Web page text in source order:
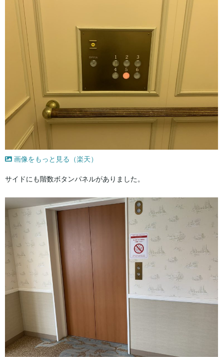
画像をもっと見る（楽天）
サイドにも階数ボタンパネルがありました。